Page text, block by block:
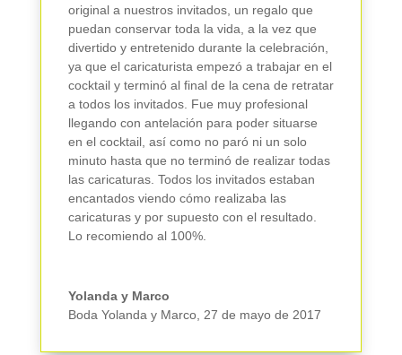
original a nuestros invitados, un regalo que
puedan conservar toda la vida, a la vez que
divertido y entretenido durante la celebración,
ya que el caricaturista empezó a trabajar en el
cocktail y terminó al final de la cena de retratar
a todos los invitados. Fue muy profesional
llegando con antelación para poder situarse
en el cocktail, así como no paró ni un solo
minuto hasta que no terminó de realizar todas
las caricaturas. Todos los invitados estaban
encantados viendo cómo realizaba las
caricaturas y por supuesto con el resultado.
Lo recomiendo al 100%.
Yolanda y Marco
Boda Yolanda y Marco, 27 de mayo de 2017